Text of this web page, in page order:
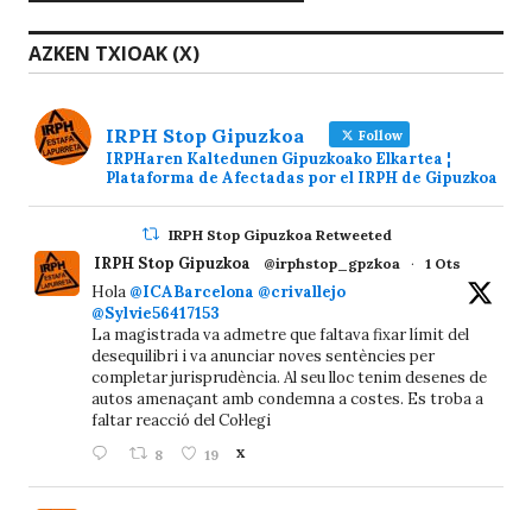
AZKEN TXIOAK (X)
IRPH Stop Gipuzkoa Follow
IRPHaren Kaltedunen Gipuzkoako Elkartea ¦
Plataforma de Afectadas por el IRPH de Gipuzkoa
IRPH Stop Gipuzkoa Retweeted
IRPH Stop Gipuzkoa @irphstop_gpzkoa · 1 Ots
Hola @ICABarcelona @crivallejo
@Sylvie56417153
La magistrada va admetre que faltava fixar límit del
desequilibri i va anunciar noves sentències per
completar jurisprudència. Al seu lloc tenim desenes de
autos amenaçant amb condemna a costes. Es troba a
faltar reacció del Col·legi
8 19 X